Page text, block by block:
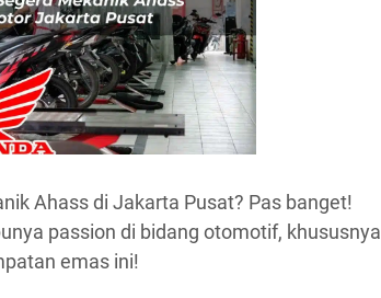
Ahass di Jakarta Pusat? Pas banget!
passion di bidang otomotif, khususnya
emas ini!